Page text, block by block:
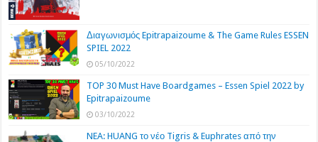
Διαγωνισμός Epitrapaizoume & The Game Rules ESSEN
SPIEL 2022
05/10/2022
TOP 30 Must Have Boardgames – Essen Spiel 2022 by
Epitrapaizoume
03/10/2022
NEA: HUANG το νέο Tigris & Euphrates από την